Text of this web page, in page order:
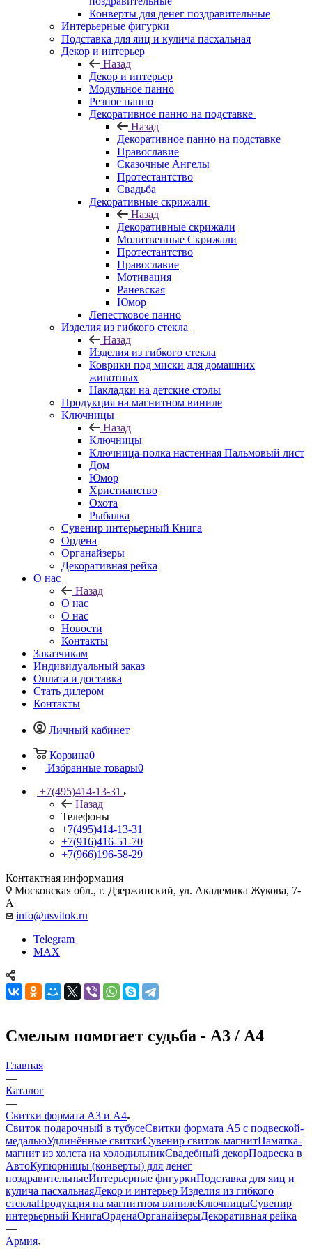
Конверты для денег поздравительные
Интерьерные фигурки
Подставка для яиц и кулича пасхальная
Декор и интерьер
Назад
Декор и интерьер
Модульное панно
Резное панно
Декоративное панно на подставке
Назад
Декоративное панно на подставке
Православие
Сказочные Ангелы
Протестантство
Свадьба
Декоративные скрижали
Назад
Декоративные скрижали
Молитвенные Скрижали
Протестантство
Православие
Мотивация
Раневская
Юмор
Лепестковое панно
Изделия из гибкого стекла
Назад
Изделия из гибкого стекла
Коврики под миски для домашних
животных
Накладки на детские столы
Продукция на магнитном виниле
Ключницы
Назад
Ключницы
Ключница-полка настенная Пальмовый лист
Дом
Юмор
Христианство
Охота
Рыбалка
Сувенир интерьерный Книга
Ордена
Органайзеры
Декоративная рейка
О нас
Назад
О нас
О нас
Новости
Контакты
Заказчикам
Индивидуальный заказ
Оплата и доставка
Стать дилером
Контакты
Личный кабинет
Корзина0
Избранные товары0
+7(495)414-13-31
Назад
Телефоны
+7(495)414-13-31
+7(916)416-51-70
+7(966)196-58-29
Контактная информация
Московская обл., г. Дзержинский, ул. Академика Жукова, 7-
А
info@usvitok.ru
Telegram
MAX
Смелым помогает судьба - А3 / А4
Главная
—
Каталог
—
Свитки формата А3 и А4
Свиток подарочный в тубусеСвитки формата А5 с подвеской-
медальюУдлинённые свиткиСувенир свиток-магнитПамятка-
магнит из холста на холодильникСвадебный декорПодвеска в
АвтоКупюрницы (конверты) для денег
поздравительныеИнтерьерные фигуркиПодставка для яиц и
кулича пасхальнаяДекор и интерьер Изделия из гибкого
стеклаПродукция на магнитном винилеКлючницыСувенир
интерьерный КнигаОрденаОрганайзерыДекоративная рейка
—
Армия